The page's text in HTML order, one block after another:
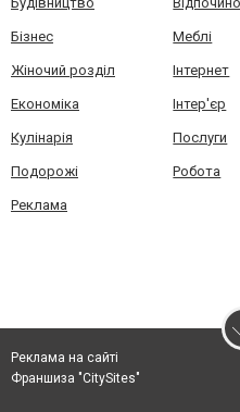
Бізнес Меблі
Жіночий розділ Інтернет
Економіка Інтер'єр
Кулінарія Послуги
Подорожі Робота
Реклама
Реклама на сайті
Франшиза "CitySites"